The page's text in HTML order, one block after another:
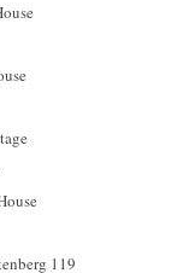
119